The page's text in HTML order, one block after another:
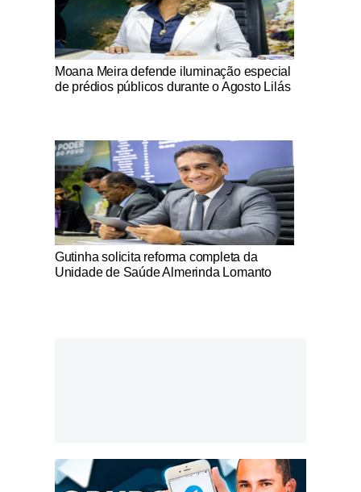
Notícias Católicas
Moana Meira defende iluminação especial
de prédios públicos durante o Agosto Lilás
Notícias Católicas
Gutinha solicita reforma completa da
Unidade de Saúde Almerinda Lomanto